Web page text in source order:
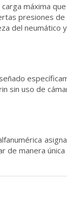
carga máxima
presiones de
del neumático
sin uso de
de manera única